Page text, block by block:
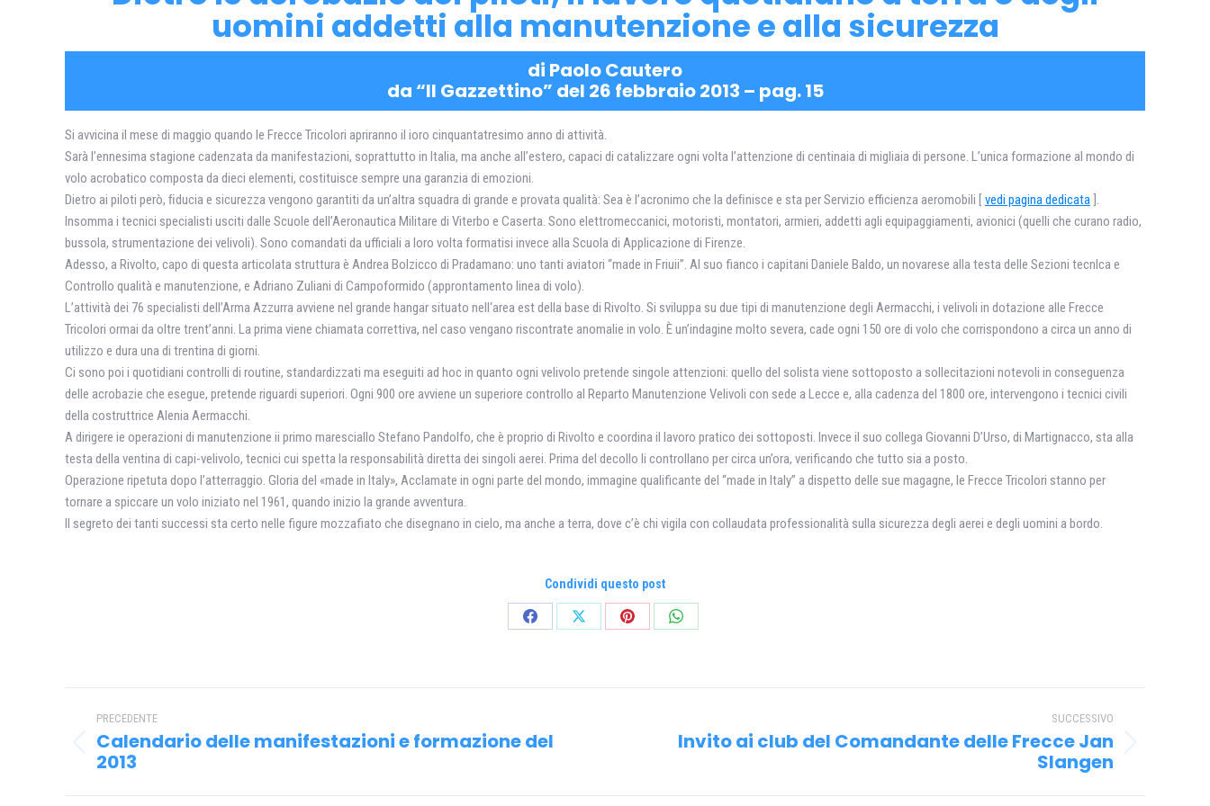
uomini addetti alla manutenzione e alla sicurezza
di Paolo Cautero
da “Il Gazzettino” del 26 febbraio 2013 – pag. 15
Si avvicina il mese di maggio quando le Frecce Tricolori apriranno il ioro cinquantatresimo anno di attività.
Sarà l’ennesima stagione cadenzata da manifestazioni, soprattutto in Italia, ma anche all’estero, capaci di catalizzare ogni volta l’attenzione di centinaia di migliaia di persone. L’unica formazione al mondo di
volo acrobatico composta da dieci elementi, costituisce sempre una garanzia di emozioni.
Dietro ai piloti però, ﬁducia e sicurezza vengono garantiti da un’altra squadra di grande e provata qualità: Sea è l’acronimo che la deﬁnisce e sta per Servizio efficienza aeromobili [ vedi pagina dedicata].
Insomma i tecnici specialisti usciti dalle Scuole dell’Aeronautica Militare di Viterbo e Caserta. Sono elettromeccanici, motoristi, montatori, armieri, addetti agli equipaggiamenti, avionici (quelli che curano radio,
bussola, strumentazione dei velivoli). Sono comandati da ufficiali a loro volta formatisi invece alla Scuola di Applicazione di Firenze.
Adesso, a Rivolto, capo di questa articolata struttura è Andrea Bolzicco di Pradamano: uno tanti aviatori “made in Friuii”. Al suo fianco i capitani Daniele Baldo, un novarese alla testa delle Sezioni tecnlca e
Controllo qualità e manutenzione, e Adriano Zuliani di Campoformido (approntamento linea di volo).
L’attività dei 76 specialisti dell’Arma Azzurra avviene nel grande hangar situato nell‘area est della base di Rivolto. Si sviluppa su due tipi di manutenzione degli Aermacchi, i velivoli in dotazione alle Frecce
Tricolori ormai da oltre trent’anni. La prima viene chiamata correttiva, nel caso vengano riscontrate anomalie in volo. È un’indagine molto severa, cade ogni 150 ore di volo che corrispondono a circa un anno di
utilizzo e dura una di trentina di giorni.
Ci sono poi i quotidiani controlli di routine, standardizzati ma eseguiti ad hoc in quanto ogni velivolo pretende singole attenzioni: quello del solista viene sottoposto a sollecitazioni notevoli in conseguenza
delle acrobazie che esegue, pretende riguardi superiori. Ogni 900 ore avviene un superiore controllo al Reparto Manutenzione Velivoli con sede a Lecce e, alla cadenza del 1800 ore, intervengono i tecnici civili
della costruttrice Alenia Aermacchi.
A dirigere ie operazioni di manutenzione ii primo maresciallo Stefano Pandolfo, che è proprio di Rivolto e coordina il lavoro pratico dei sottoposti. Invece il suo collega Giovanni D’Urso, di Martignacco, sta alla
testa della ventina di capi-velivolo, tecnici cui spetta la responsabilità diretta dei singoli aerei. Prima del decollo li controllano per circa un’ora, verificando che tutto sia a posto.
Operazione ripetuta dopo l’atterraggio. Gloria del «made in Italy», Acclamate in ogni parte del mondo, immagine qualificante del “made in Italy” a dispetto delle sue magagne, le Frecce Tricolori stanno per
tornare a spiccare un volo iniziato nel 1961, quando inizio la grande avventura.
Il segreto dei tanti successi sta certo nelle figure mozzafiato che disegnano in cielo, ma anche a terra, dove c’è chi vigila con collaudata professionalità sulla sicurezza degli aerei e degli uomini a bordo.
Condividi questo post
CondividiCondividiCondividiCondividi
Naviga
traPRECEDENTE
Post
precedente:
Calendario delle manifestazioni e formazione del
2013
SUCCESSIVO
ProssimoInvito ai club del Comandante delle Frecce Jan
Slangen